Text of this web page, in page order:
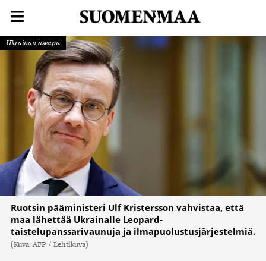
Ukrainan aseapu
Ruotsin pääministeri Ulf Kristersson vahvistaa, että
maa lähettää Ukrainalle Leopard-
taistelupanssarivaunuja ja ilmapuolustusjärjestelmiä.
(Kuva: AFP / Lehtikuva)